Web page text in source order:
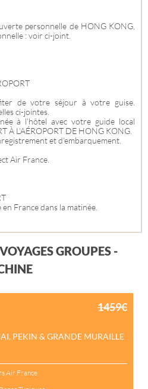
personnelle de HONG KONG,
: voir ci-joint.
de votre séjour à votre guise.
ci-jointes.
à l’hôtel avec votre guide local
À L’AÉROPORT DE HONG KONG.
et d'embarquement.
Air France.
France dans la matinée.
GROUPES -
PEKIN & GRANDE MURAILLE
Air France
1459€